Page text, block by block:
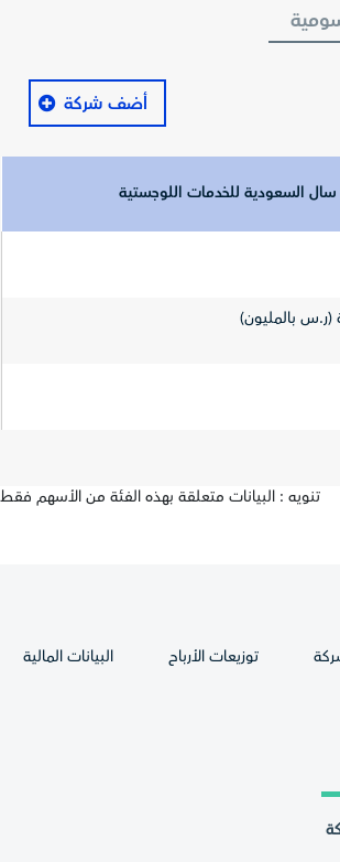
أضف شركة
السعودية للخدمات اللوجستية
(ر.س بالمليون)
تنويه : البيانات متعلقة بهذه الفئة من الأسهم فقط
توزيعات الأرباح البيانات المالية